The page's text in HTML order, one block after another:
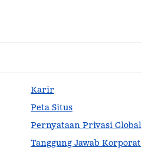
Karir
Peta Situs
Pernyataan Privasi Global
Tanggung Jawab Korporat